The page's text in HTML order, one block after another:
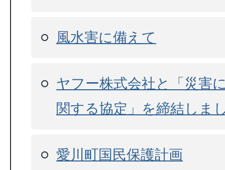
風水害に備えて
ヤフー株式会社と「災害
関する協定」を締結しま
愛川町国民保護計画